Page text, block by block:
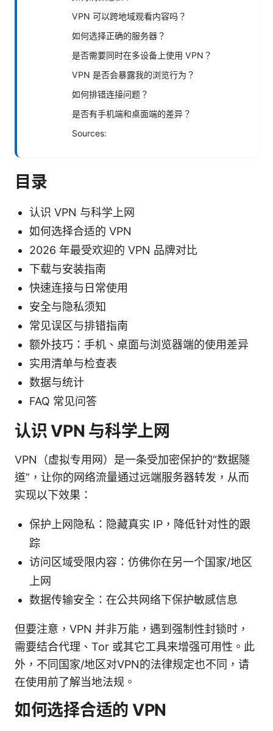
VPN 可以跨地域观看内容吗？
如何选择正确的服务器？
是否需要同时在多设备上使用 VPN？
VPN 是否会暴露我的浏览行为？
如何排错连接问题？
是否有手机端和桌面端的差异？
Sources:
目录
认识 VPN 与科学上网
如何选择合适的 VPN
2026 年最受欢迎的 VPN 品牌对比
下载与安装指南
快速连接与日常使用
安全与隐私须知
常见误区与排错指南
额外技巧：手机、桌面与浏览器端的使用差异
实用清单与检查表
数据与统计
FAQ 常见问答
认识 VPN 与科学上网
VPN（虚拟专用网）是一条受加密保护的“数据隧
道”，让你的网络流量通过远端服务器转发，从而
实现以下效果：
保护上网隐私：隐藏真实 IP，降低针对性的跟
踪
访问区域受限内容：仿佛你在另一个国家/地区
上网
数据传输安全：在公共网络下保护敏感信息
但要注意，VPN 并非万能，遇到强制性封锁时，
需要结合代理、Tor 或其它工具来增强可用性。此
外，不同国家/地区对VPN的法律规定也不同，请
在使用前了解当地法规。
如何选择合适的 VPN